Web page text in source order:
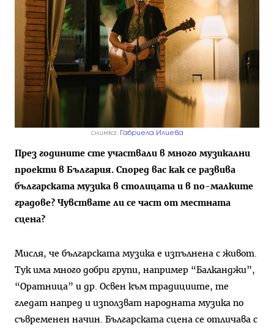
снимка: Габриела Илиева
През годините сте участвали в много музикални
проекти в България. Според вас как се развива
българската музика в столицата и в по-малките
градове? Чувствате ли се част от местната
сцена?
Мисля, че българската музика е изпълнена с живот.
Тук има много добри групи, например “Балканджи”,
“Оратница” и др. Освен към традициите, те
гледат напред и използват народната музика по
съвременен начин. Българската сцена се отличава с